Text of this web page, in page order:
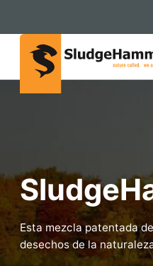
Esta mezcla patentada
desechos de la